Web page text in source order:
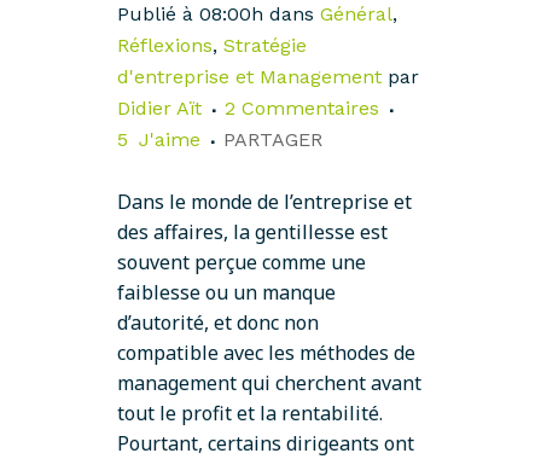
Publié à 08:00h dans Général,
Réflexions, Stratégie
d'entreprise et Management par
Didier Aït
2 Commentaires
5 J'aime PARTAGER
Dans le monde de l’entreprise et
des affaires, la gentillesse est
souvent perçue comme une
faiblesse ou un manque
d’autorité, et donc non
compatible avec les méthodes de
management qui cherchent avant
tout le profit et la rentabilité.
Pourtant, certains dirigeants ont